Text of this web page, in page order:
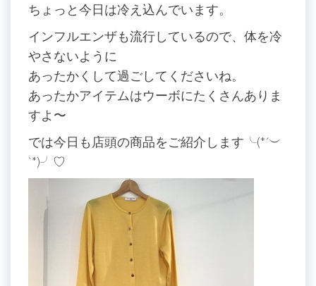
ちょっと今日は冷え込んでいます。
インフルエンザも流行しているので、体を冷
やさないように
あったかくして過ごしてくださいね。
あったかアイテムはウーボにたくさんありま
すよ〜
では今日も店頭の商品をご紹介します╰(*´︶
`*)╯♡